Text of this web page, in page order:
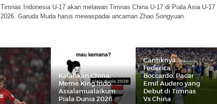
Timnas Indonesia U-17 akan melawan Timnas China U-17 di Piala Asia U-17
2026. Garuda Muda harus mewaspadai ancaman Zhao Songyuan.
Kalahkan China,
Meme King Indo:
Assalamualaikum
Piala Dunia 2026
Cantiknya
Federica
Boccardo, Pacar
Emil Audero yang
Debut di Timnas
Vs China